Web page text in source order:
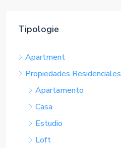
Tipologie
Apartment
Propiedades Residenciales
Apartamento
Casa
Estudio
Loft